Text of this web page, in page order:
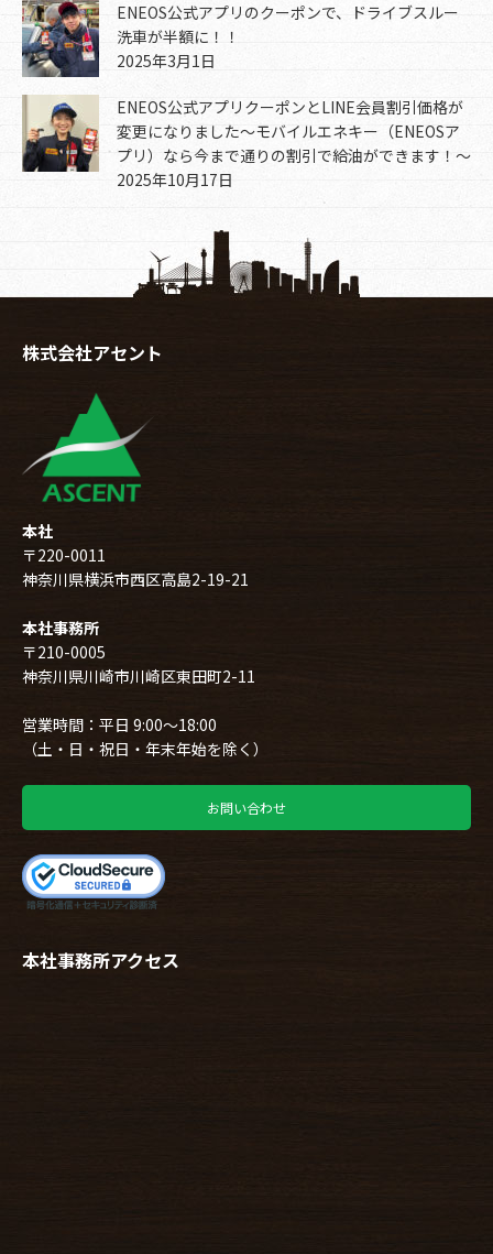
ENEOS公式アプリのクーポンで、ドライブスルー
洗車が半額に！！
2025年3月1日
ENEOS公式アプリクーポンとLINE会員割引価格が
変更になりました～モバイルエネキー（ENEOSア
プリ）なら今まで通りの割引で給油ができます！～
2025年10月17日
株式会社アセント
本社
〒220-0011
神奈川県横浜市西区高島2-19-21
本社事務所
〒210-0005
神奈川県川崎市川崎区東田町2-11
営業時間：平日 9:00～18:00
（土・日・祝日・年末年始を除く）
お問い合わせ
本社事務所アクセス